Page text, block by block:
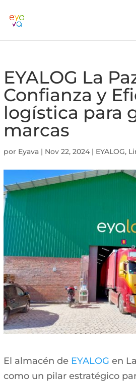
EYALOG La
Confianza y
logística para
marcas
por Eyava| Nov 22, 2024| EYALOG,
El almacén de EYALOG en
como un pilar estratégico